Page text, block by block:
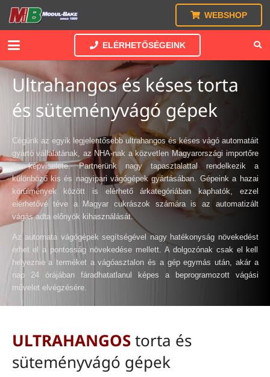
WEBSHOP
ELÉRHETŐSÉGEINK
Ultrahangos és késes torta
és süteményvágó gépek
Cégünk az egyik legjelentősebb ultrahangos és késes vágó automatáit
gyártó vállalatának, az NHA-nak a közvetlen Magyarországi importőre
és képviselete. Partnerünk nagy tapasztalattal rendelkezik a
különböző kis és nagyipari vágógépek gyártásában. Gépeink a hazai
körülmények között is elérhető árkategóriában kaphatók, ezzel
elérhetővé téve a Magyar cukrászok számára is az automatizált
vágás adta előnyök kihasználását.
Az automata vágógépek segítségével nagy hatékonyság növekedést
érhet el a pontosság növekedése mellett. A dolgozónak csak el kell
helyeznie a terméket a vágóasztalon és a gép egymás után, akár a
nap 24 órájában fáradhatatlanul képes a beprogramozott vágási
művelet elvégzésére.
ULTRAHANGOStorta és
süteményvágó gépek